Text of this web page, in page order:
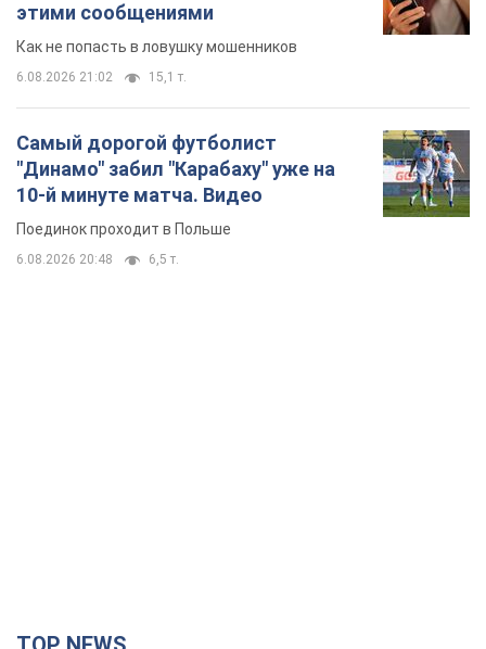
этими сообщениями
Как не попасть в ловушку мошенников
6.08.2026 21:02 15,1 т.
Самый дорогой футболист
"Динамо" забил "Карабаху" уже на
10-й минуте матча. Видео
Поединок проходит в Польше
6.08.2026 20:48 6,5 т.